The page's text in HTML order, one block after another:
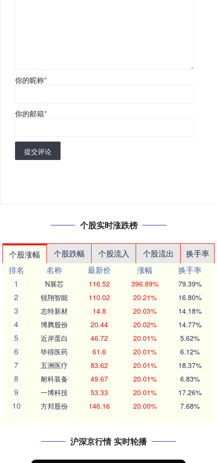
你的昵称*
你的邮箱*
提交评论
个股实时涨跌榜
个股涨幅 个股跌幅 个股流入 个股流出
换手率
排名
名称 最新价 涨幅
换手率
1
N展芯 116.52 396.89% 79.39%
2 锐翔智能 110.02 20.21% 16.80%
3 志特新材 14.8 20.03% 14.18%
4 博腾股份 20.44 20.02% 14.77%
5 近岸蛋白 46.72 20.01% 5.62%
6 毕得医药 61.6 20.01% 6.12%
7 五洲医疗 83.62 20.01% 18.37%
8 耐科装备 49.67 20.01% 6.83%
9 一博科技 53.33 20.01% 17.26%
10 方邦股份 146.16 20.00% 7.68%
沪深京行情 实时轮播